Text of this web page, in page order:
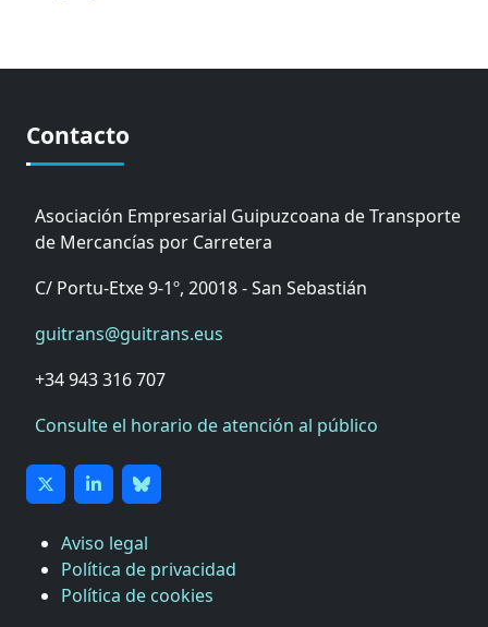
Contacto
Asociación Empresarial Guipuzcoana de Transporte
de Mercancías por Carretera
C/ Portu-Etxe 9-1º, 20018 - San Sebastián
guitrans@guitrans.eus
+34 943 316 707
Consulte el horario de atención al público
Aviso legal
Política de privacidad
Política de cookies
CÁMARA DE COMERCIO DE GIPUZKOA